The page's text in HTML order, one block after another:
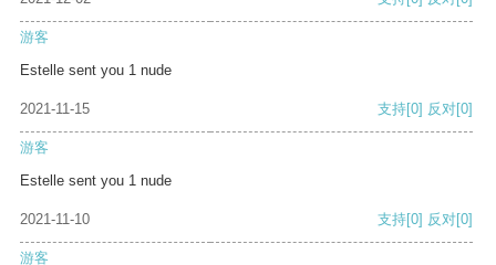
游客
Estelle sent you 1 nude
2021-11-15 支持[0] 反对[0]
游客
Estelle sent you 1 nude
2021-11-10 支持[0] 反对[0]
游客